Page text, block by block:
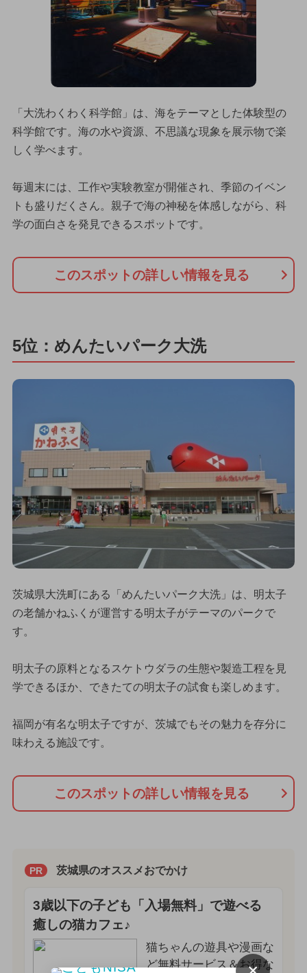
「大洗わくわく科学館」は、海をテーマとした体験型の
科学館です。海の水や資源、不思議な現象を展示物で楽
しく学べます。
毎週末には、工作や実験教室が開催され、季節のイベン
トも盛りだくさん。親子で海の神秘を体感しながら、科
学の面白さを発見できるスポットです。
このスポットの詳しい情報を見る
5位：めんたいパーク大洗
茨城県大洗町にある「めんたいパーク大洗」は、明太子
の老舗かねふくが運営する明太子がテーマのパークで
す。
明太子の原料となるスケトウダラの生態や製造工程を見
学できるほか、できたての明太子の試食も楽しめます。
福岡が有名な明太子ですが、茨城でもその魅力を存分に
味わえる施設です。
このスポットの詳しい情報を見る
PR 茨城県のオススメおでかけ
3歳以下の子ども「入場無料」で遊べる
癒しの猫カフェ♪
猫ちゃんの遊具や漫画な
ど無料サービス＆お得な